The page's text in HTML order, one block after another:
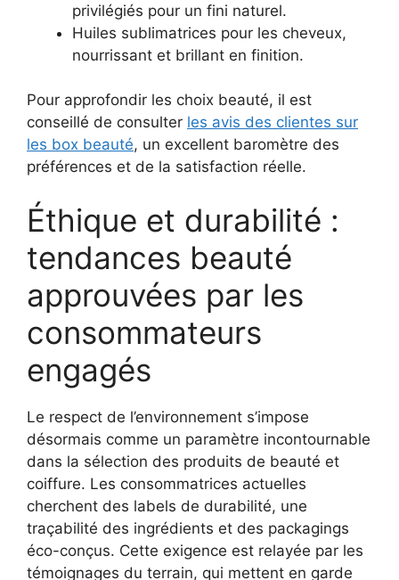
privilégiés pour un fini naturel.
Huiles sublimatrices pour les cheveux,
nourrissant et brillant en finition.
Pour approfondir les choix beauté, il est
conseillé de consulter les avis des clientes sur
les box beauté, un excellent baromètre des
préférences et de la satisfaction réelle.
Éthique et durabilité :
tendances beauté
approuvées par les
consommateurs
engagés
Le respect de l’environnement s’impose
désormais comme un paramètre incontournable
dans la sélection des produits de beauté et
coiffure. Les consommatrices actuelles
cherchent des labels de durabilité, une
traçabilité des ingrédients et des packagings
éco-conçus. Cette exigence est relayée par les
témoignages du terrain, qui mettent en garde